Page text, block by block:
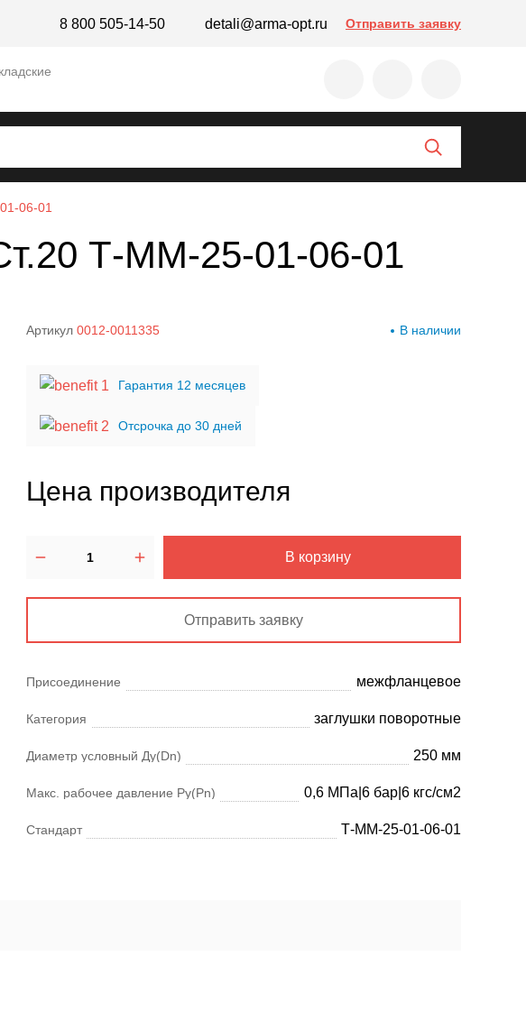
8 800 505-14-50 detali@arma-opt.ru Отправить заявку
06-01
Т-ММ-25-01-06-01
Артикул 0012-0011335 В наличии
Гарантия 12 месяцев
Отсрочка до 30 дней
Цена производителя
В корзину
Отправить заявку
Присоединение межфланцевое
Категория заглушки поворотные
Диаметр условный Ду(Dn) 250 мм
Макс. рабочее давление Ру(Pn) 0,6 МПа|6 бар|6 кгс/см2
Стандарт Т-ММ-25-01-06-01